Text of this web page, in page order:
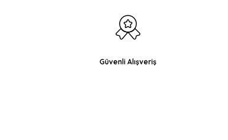
Güvenli Alışveriş